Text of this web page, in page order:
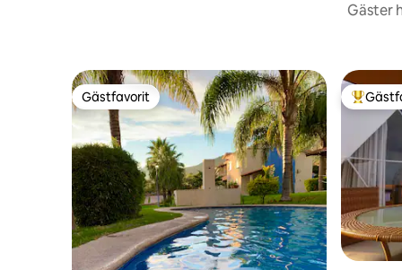
Gäster
Gästfavorit
Gästfavorit